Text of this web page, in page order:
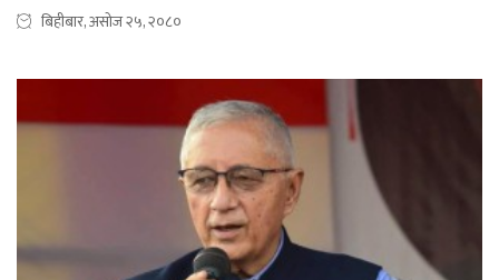
बिहीबार, असोज २५, २०८०